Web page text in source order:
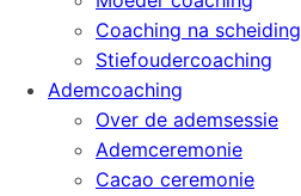
Coaching na scheiding
Stiefoudercoaching
Ademcoaching
Over de ademsessie
Ademceremonie
Cacao ceremonie